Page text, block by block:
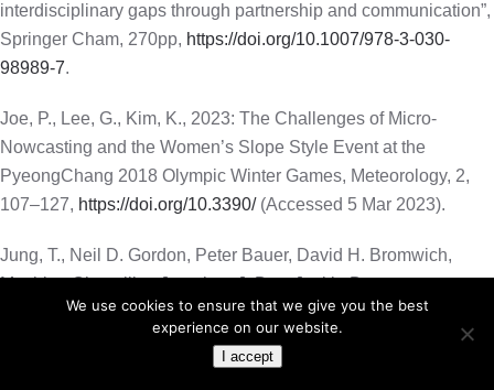
interdisciplinary gaps through partnership and communication”,
Springer Cham, 270pp, https://doi.org/10.1007/978-3-030-
98989-7.
Joe, P., Lee, G., Kim, K., 2023: The Challenges of Micro-
Nowcasting and the Women’s Slope Style Event at the
PyeongChang 2018 Olympic Winter Games, Meteorology, 2,
107–127, https://doi.org/10.3390/(Accessed 5 Mar 2023).
Jung, T., Neil D. Gordon, Peter Bauer, David H. Bromwich,
Matthieu Chevallier, Jonathan J. Day, Jackie Dawson,
Francisco Doblas-Reyes, Christopher Fairall, Helge F.
Goessling, Marika Holland, Jun Inoue, Trond Iversen, Stefanie
Klebe, Peter Lemke, Martin Losch, Alexander Makshtas, Brian
We use cookies to ensure that we give you the best
experience on our website.
I accept